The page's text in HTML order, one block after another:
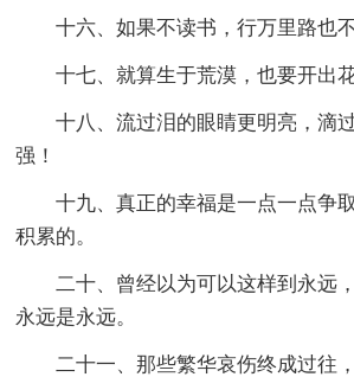
十六、如果不读书，行万里路也不
十七、就算生于荒漠，也要开出花
十八、流过泪的眼睛更明亮，滴
强！
十九、真正的幸福是一点一点争
积累的。
二十、曾经以为可以这样到永远
永远是永远。
二十一、那些繁华哀伤终成过往